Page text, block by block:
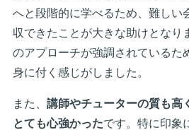
へと段階的に学べるため、難しい
収できたことが大きな助けとなり
のアプローチが強調されているた
身に付く感じがしました。
また、 講師やチューターの質も高
とても心強かったです。特に印象